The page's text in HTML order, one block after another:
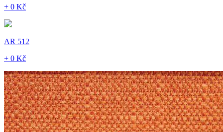
+ 0 Kč
AR 512
+ 0 Kč